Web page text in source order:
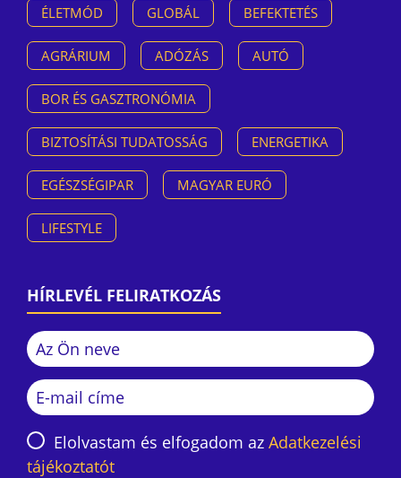
ÉLETMÓD GLOBÁL BEFEKTETÉS
AGRÁRIUM ADÓZÁS AUTÓ
BOR ÉS GASZTRONÓMIA
BIZTOSÍTÁSI TUDATOSSÁG ENERGETIKA
EGÉSZSÉGIPAR MAGYAR EURÓ
LIFESTYLE
HÍRLEVÉL FELIRATKOZÁS
Elolvastam és elfogadom az Adatkezelési
tájékoztatót